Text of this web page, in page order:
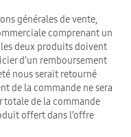
générales de vente,
comprenant un
deux produits doivent
d’un remboursement
nous serait retourné
de la commande ne sera
totale de la commande
offert dans l’offre